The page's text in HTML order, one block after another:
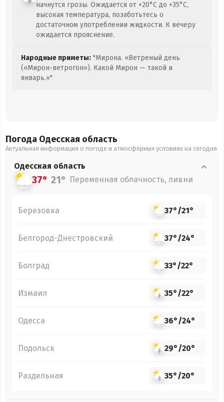
начнутся грозы. Ожидается от +20°C до +35°C,
высокая температура, позаботьтесь о
достаточном употреблении жидкости. К вечеру
ожидается прояснение.
Народные приметы: "Мирона. «Ветреный день
(«Мирон-ветрогон»). Какой Мирон — такой и
январь.»"
Погода Одесская область
Актуальная информация о погоде и атмосферных условиях на сегодня
Одесская область
37° 21° Переменная облачность, ливни
Березовка 37°/21°
Белгород-Днестровский 37°/24°
Болград 33°/22°
Измаил 35°/22°
Одесса 36°/24°
Подольск 29°/20°
Раздельная 35°/20°